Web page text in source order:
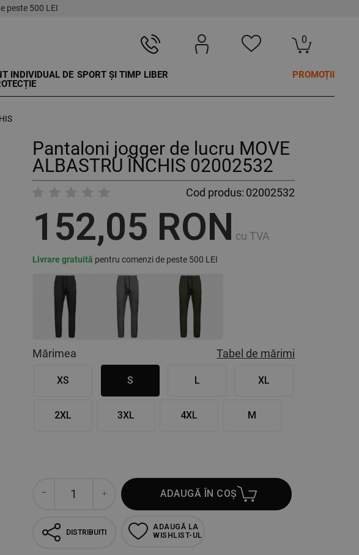
peste 500 LEI
0
INDIVIDUAL DE SPORT ȘI TIMP LIBER PROMOȚII
Pantaloni jogger de lucru MOVE
ALBASTRU ÎNCHIS 02002532
Cod produs: 02002532
152,05 RON cu TVA
Livrare gratuită pentru comenzi de peste 500 LEI
Mărimea Tabel de mărimi
XS S L XL
2XL 3XL 4XL M
ADAUGĂ ÎN COȘ
DISTRIBUITI
ADAUGĂ LA
WISHLIST-UL